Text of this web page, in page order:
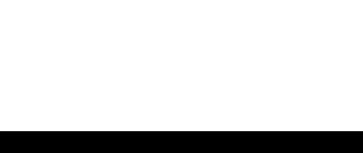
もっと見る